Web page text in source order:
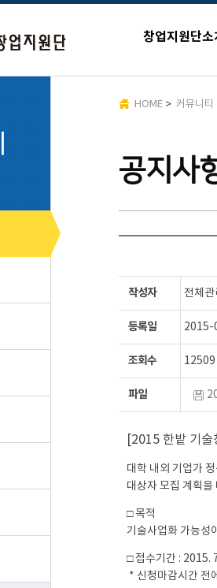
창업지원단소
공지사
HOME> 커뮤니티
작성자 전체관
등록일 2015-
조회수 12509
파일
[2015 한밭 기술
대학 내외 기업가
대상자 모집 계획을
□ 목적
기술사업화 가능성
□ 접수기간 : 2015.
* 신청마감시간 전